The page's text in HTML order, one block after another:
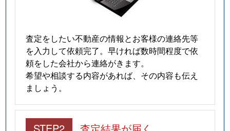
査定をしたい不動産の情報とお客様の連絡先等
を入力して依頼完了。早ければ数時間程度で依
頼をした会社から連絡がきます。
希望や相談する内容があれば、その内容も伝え
ましょう。
STEP2 査定結果が届く